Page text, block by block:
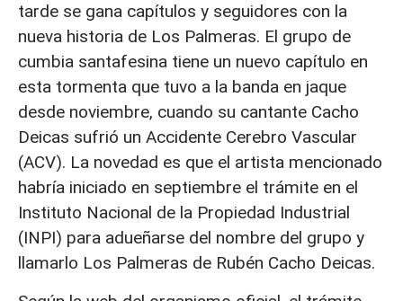
tarde se gana capítulos y seguidores con la
nueva historia de Los Palmeras. El grupo de
cumbia santafesina tiene un nuevo capítulo en
esta tormenta que tuvo a la banda en jaque
desde noviembre, cuando su cantante Cacho
Deicas sufrió un Accidente Cerebro Vascular
(ACV). La novedad es que el artista mencionado
habría iniciado en septiembre el trámite en el
Instituto Nacional de la Propiedad Industrial
(INPI) para adueñarse del nombre del grupo y
llamarlo Los Palmeras de Rubén Cacho Deicas.